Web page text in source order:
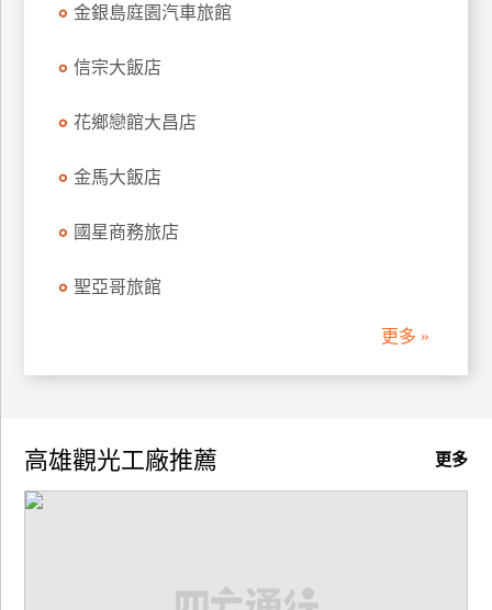
飯
作
金銀島庭園汽車旅館
信宗大飯店
花鄉戀館大昌店
金馬大飯店
國星商務旅店
聖亞哥旅館
更多 »
更多
高雄觀光工廠推薦